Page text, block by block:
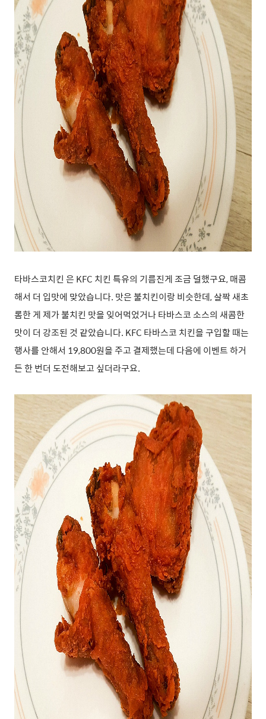
타바스코치킨 은 KFC 치킨 특유의 기름진게 조금 덜했구요, 매콤
해서 더 입맛에 맞았습니다. 맛은 불치킨이랑 비슷한데, 살짝 새초
롬한 게 제가 불치킨 맛을 잊어먹었거나 타바스코 소스의 새콤한
맛이 더 강조된 것 같았습니다. KFC 타바스코 치킨을 구입할 때는
행사를 안해서 19,800원을 주고 결제했는데 다음에 이벤트 하거
든 한 번더 도전해보고 싶더라구요.